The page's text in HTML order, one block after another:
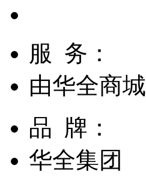
服 务：
由华全商城
品 牌：
华全集团